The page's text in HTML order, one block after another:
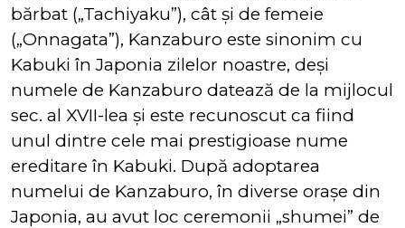
bărbat („Tachiyaku”), cât şi de femeie
(„Onnagata”), Kanzaburo este sinonim cu
Kabuki în Japonia zilelor noastre, deşi
numele de Kanzaburo datează de la mijlocul
sec. al XVII-lea şi este recunoscut ca fiind
unul dintre cele mai prestigioase nume
ereditare în Kabuki. După adoptarea
numelui de Kanzaburo, în diverse oraşe din
Japonia, au avut loc ceremonii „shumei” de